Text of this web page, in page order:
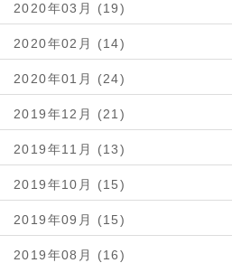
2020年03月 (19)
2020年02月 (14)
2020年01月 (24)
2019年12月 (21)
2019年11月 (13)
2019年10月 (15)
2019年09月 (15)
2019年08月 (16)